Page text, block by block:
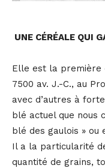
UNE CÉRÉALE QUI
Elle est la première
7500 av. J.-C., au
avec d’autres à
blé actuel que nous
blé des gaulois » ou
Il a la particularité
quantité de grains,